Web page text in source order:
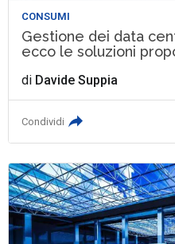
CONSUMI
Gestione dei data
ecco le soluzioni
di Davide Suppia
Condividi